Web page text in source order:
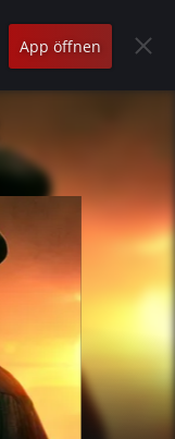
App öffnen